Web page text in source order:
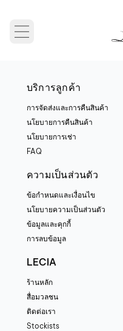
Open main menu
บริการลูกค้า
การจัดส่งและการคืนสินค้า
นโยบายการคืนสินค้า
นโยบายการเช่า
FAQ
ความเป็นส่วนตัว
ข้อกำหนดและเงื่อนไข
นโยบายความเป็นส่วนตัว
ข้อมูลและคุกกี้
การลบข้อมูล
LECIA
ร้านหลัก
สื่อมวลชน
ติดต่อเรา
Stockists